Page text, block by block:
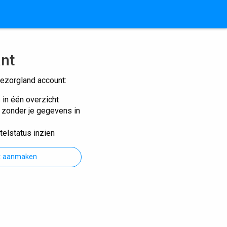
account:
één overzicht
je gegevens in
inzien